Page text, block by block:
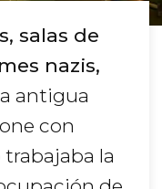
salas de
nazis,
antigua
con
la